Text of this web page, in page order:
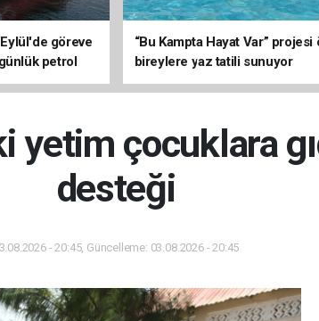
göreve
petrol
ulaştı
“Bu Kampta Hayat Var” projesi
bireylere yaz tatili sunuyor
yetim çocuklara
desteği
- 20:45, Güncelleme: 03.08.2026 - 20:45